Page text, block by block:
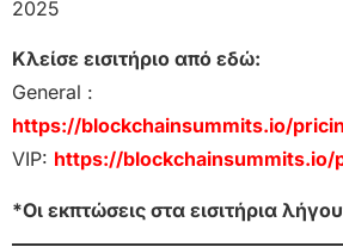
2025
Κλείσε εισιτήριο από εδώ:
General :
https://blockchainsummits.io/
VIP: https://
*Οι εκπτώσεις στα εισιτήρια